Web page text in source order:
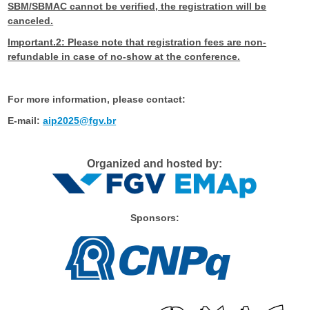
SBM/SBMAC cannot be verified, the registration will be
canceled.
Important.2: Please note that registration fees are non-
refundable in case of no-show at the conference.
For more information, please contact:
E-mail:aip2025@fgv.br
Organized and hosted by:
Sponsors: